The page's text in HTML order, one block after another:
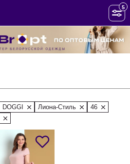
5
DOGGI Лиона-Стиль
46